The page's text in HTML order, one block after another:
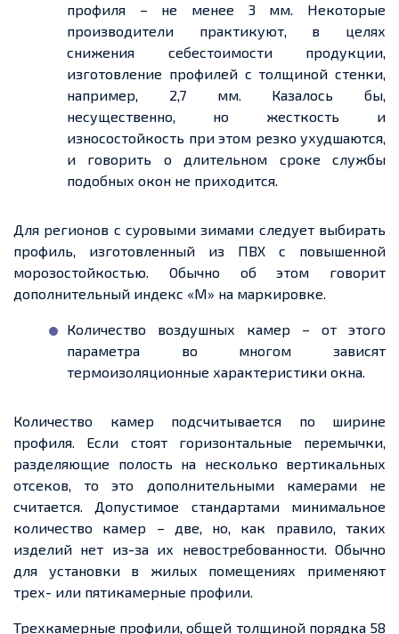
профиля – не менее 3 мм. Некоторые
производители практикуют, в целях
снижения себестоимости продукции,
изготовление профилей с толщиной стенки,
например, 2,7 мм. Казалось бы,
несущественно, но жесткость и
износостойкость при этом резко ухудшаются,
и говорить о длительном сроке службы
подобных окон не приходится.
Для регионов с суровыми зимами следует выбирать
профиль, изготовленный из ПВХ с повышенной
морозостойкостью. Обычно об этом говорит
дополнительный индекс «М» на маркировке.
Количество воздушных камер – от этого
параметра во многом зависят
термоизоляционные характеристики окна.
Количество камер подсчитывается по ширине
профиля. Если стоят горизонтальные перемычки,
разделяющие полость на несколько вертикальных
отсеков, то это дополнительными камерами не
считается. Допустимое стандартамиминимальное
количество камер – две, но, как правило, таких
изделий нет из-за их невостребованности. Обычно
для установки в жилых помещениях применяют
трех- или пятикамерные профили.
Трехкамерные профили, общей толщиной порядка 58